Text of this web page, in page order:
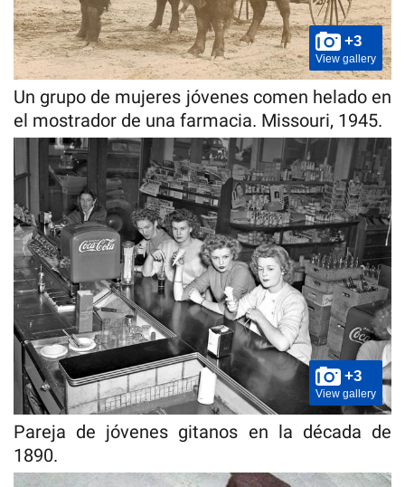
+3
View gallery
Un grupo de mujeres jóvenes comen helado en
el mostrador de una farmacia. Missouri, 1945.
+3
View gallery
Pareja de jóvenes gitanos en la década de
1890.